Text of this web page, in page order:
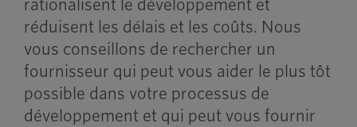
rationalisent le développement et
réduisent les délais et les coûts. Nous
vous conseillons de rechercher un
fournisseur qui peut vous aider le plus tôt
possible dans votre processus de
développement et qui peut vous fournir